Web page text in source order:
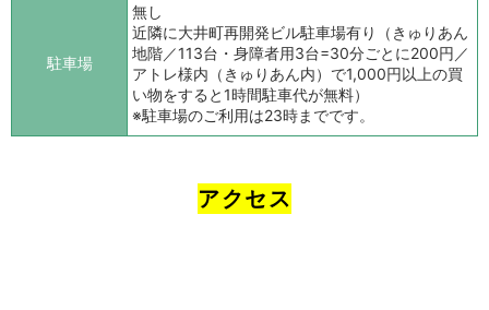
駐車場
無し
近隣に大井町再開発ビル駐車場有り（きゅりあん
地階／113台・身障者用3台=30分ごとに200円／
アトレ様内（きゅりあん内）で1,000円以上の買
い物をすると1時間駐車代が無料）
※駐車場のご利用は23時までです。
アクセス